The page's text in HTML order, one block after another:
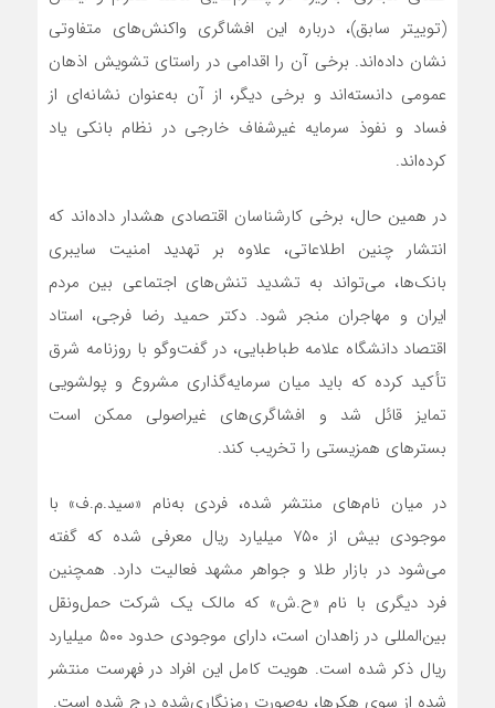
(توییتر سابق)، درباره این افشاگری واکنش‌های متفاوتی
نشان داده‌اند. برخی آن را اقدامی در راستای تشویش اذهان
عمومی دانسته‌اند و برخی دیگر، از آن به‌عنوان نشانه‌ای از
فساد و نفوذ سرمایه غیرشفاف خارجی در نظام بانکی یاد
کرده‌اند.
در همین حال، برخی کارشناسان اقتصادی هشدار داده‌اند که
انتشار چنین اطلاعاتی، علاوه بر تهدید امنیت سایبری
بانک‌ها، می‌تواند به تشدید تنش‌های اجتماعی بین مردم
ایران و مهاجران منجر شود. دکتر حمید رضا فرجی، استاد
اقتصاد دانشگاه علامه طباطبایی، در گفت‌وگو با روزنامه شرق
تأکید کرده که باید میان سرمایه‌گذاری مشروع و پولشویی
تمایز قائل شد و افشاگری‌های غیراصولی ممکن است
بسترهای همزیستی را تخریب کند.
در میان نام‌های منتشر شده، فردی به‌نام «سید.م.ف» با
موجودی بیش از ۷۵۰ میلیارد ریال معرفی شده که گفته
می‌شود در بازار طلا و جواهر مشهد فعالیت دارد. همچنین
فرد دیگری با نام «ح.ش» که مالک یک شرکت حمل‌ونقل
بین‌المللی در زاهدان است، دارای موجودی حدود ۵۰۰ میلیارد
ریال ذکر شده است. هویت کامل این افراد در فهرست منتشر
شده از سوی هکرها، به‌صورت رمزنگاری‌شده درج شده است.